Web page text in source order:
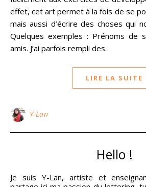
effet, cet art permet à la fois de se
mais aussi d’écrire des choses qui
Quelques exemples : Prénoms de
amis. J’ai parfois rempli des…
LIRE LA SUITE
Y-Lan
Hello !
Je suis Y-Lan, artiste et